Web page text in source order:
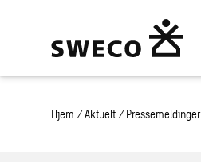
Hjem / Aktuelt / Pressemeldinger